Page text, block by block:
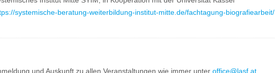
systemische-beratung-weiterbildung-institut-mitte.de/fachtagung-biografiearbeit/
und Auskunft zu allen Veranstaltungen wie immer unter office@lasf.at